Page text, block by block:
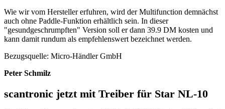
Wie wir vom Hersteller erfuhren, wird der Multifunction demnächst
auch ohne Paddle-Funktion erhältlich sein. In dieser
"gesundgeschrumpften" Version soll er dann 39.9 DM kosten und
kann damit rundum als empfehlenswert bezeichnet werden.
Bezugsquelle: Micro-Händler GmbH
Peter Schmilz
scantronic jetzt mit Treiber für Star NL-10